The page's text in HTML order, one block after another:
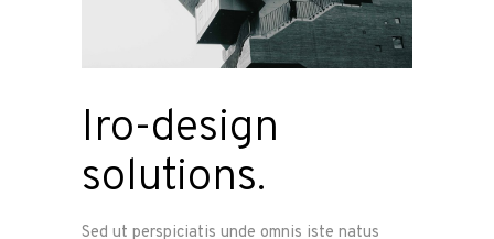
Iro-design
solutions.
Sed ut perspiciatis unde omnis iste natus